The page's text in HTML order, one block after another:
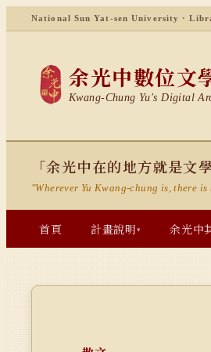
National Sun Yat-sen University ·
余光中數位文
Kwang-Chung Yu's Digital
「余光中在的地方就是文
"Wherever Yu Kwang-chung is, there
首頁 計畫說明▾ 余光中